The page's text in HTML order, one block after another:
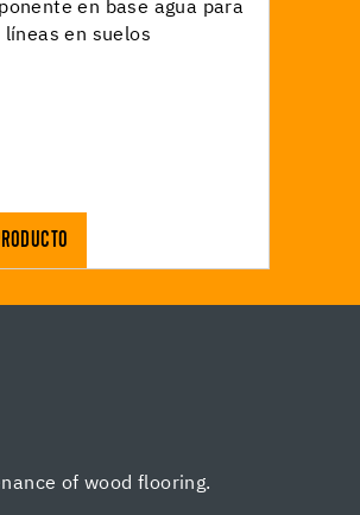
en base agua para
en suelos
of wood flooring.